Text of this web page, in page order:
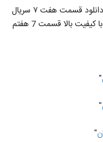
دانلود سریال ممنوعه قسمت 7 هفتم (Online) دانلود قسمت هفت ۷ سریال
"
"
"